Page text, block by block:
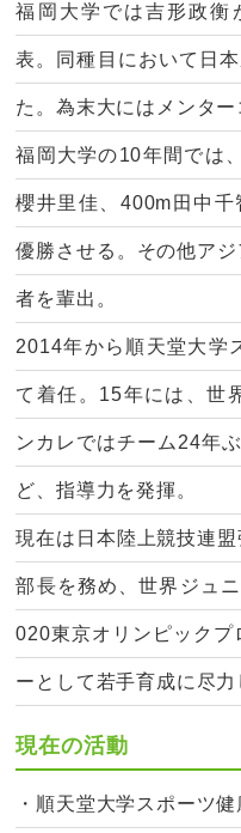
福岡大学では吉形政衡
表。同種目において日
た。為末大にはメンター
福岡大学の10年間では
櫻井里佳、400m田中
優勝させる。その他ア
者を輩出。
2014年から順天堂大学
て着任。15年には、世
ンカレではチーム24年
ど、指導力を発揮。
現在は日本陸上競技連
部長を務め、世界ジュ
020東京オリンピックプ
ーとして若手育成に尽力
現在の活動
・順天堂大学スポーツ